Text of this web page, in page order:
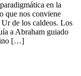
en la
que nos conviene
de los caldeos. Los
a Abraham guiado
[…]